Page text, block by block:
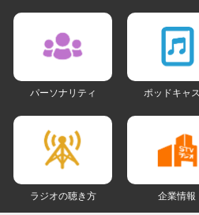
パーソナリティ ポッドキャ
ラジオの聴き方 企業情報